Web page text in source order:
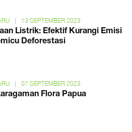
| 13 SEPTEMBER 2023
Listrik: Efektif Kurangi Emisi
Deforestasi
| 07 SEPTEMBER 2023
Flora Papua